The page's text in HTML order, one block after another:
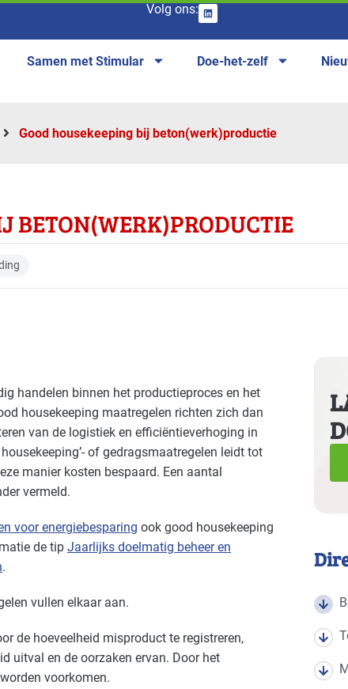
Volg ons:
Samen met Stimular Doe-het-zelf
Good housekeeping bij beton(werk)productie
BETON(WERK)PRODUCTIE
volgende branches
handelen binnen het productieproces en het
housekeeping maatregelen richten zich dan
van de logistiek en efficiëntieverhoging in
of gedragsmaatregelen leidt tot
manier kosten bespaard. Een aantal
vermeld.
voor energiebesparing ook good housekeeping
de tip Jaarlijks doelmatig beheer en
.
vullen elkaar aan.
de hoeveelheid misproduct te registreren,
uitval en de oorzaken ervan. Door het
voorkomen.